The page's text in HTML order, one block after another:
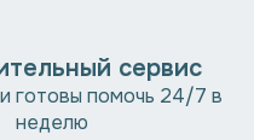
сервис
готовы помочь 24/7 в
неделю